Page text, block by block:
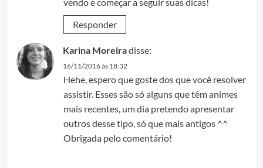
Responder
Karina Moreiradisse:
16/11/2016 às 18:32
Hehe, espero que goste dos que você resolver
assistir. Esses são só alguns que têm animes
mais recentes, um dia pretendo apresentar
outros desse tipo, só que mais antigos ^^
Obrigada pelo comentário!